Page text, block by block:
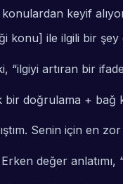
keyif
konu] ile ilgili bir şey
artıran bir
bir doğrulama +
Senin için en zor
değer anlatımı,